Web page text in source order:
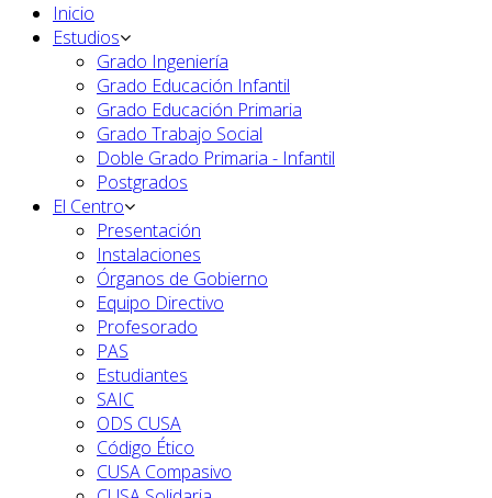
Inicio
Estudios
Grado Ingeniería
Grado Educación Infantil
Grado Educación Primaria
Grado Trabajo Social
Doble Grado Primaria - Infantil
Postgrados
El Centro
Presentación
Instalaciones
Órganos de Gobierno
Equipo Directivo
Profesorado
PAS
Estudiantes
SAIC
ODS CUSA
Código Ético
CUSA Compasivo